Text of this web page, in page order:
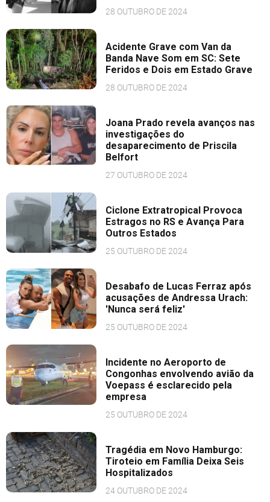
28 OUTUBRO DE 2024
Acidente Grave com Van da
Banda Nave Som em SC: Sete
Feridos e Dois em Estado Grave
28 OUTUBRO DE 2024
Joana Prado revela avanços nas
investigações do
desaparecimento de Priscila
Belfort
27 OUTUBRO DE 2024
Ciclone Extratropical Provoca
Estragos no RS e Avança Para
Outros Estados
25 OUTUBRO DE 2024
Desabafo de Lucas Ferraz após
acusações de Andressa Urach:
'Nunca será feliz'
25 OUTUBRO DE 2024
Incidente no Aeroporto de
Congonhas envolvendo avião da
Voepass é esclarecido pela
empresa
25 OUTUBRO DE 2024
Tragédia em Novo Hamburgo:
Tiroteio em Família Deixa Seis
Hospitalizados
24 OUTUBRO DE 2024